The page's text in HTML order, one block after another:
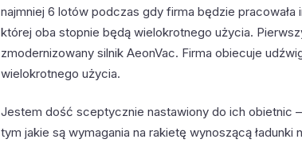
najmniej 6 lotów podczas gdy firma będzie pracowała
której oba stopnie będą wielokrotnego użycia.
zmodernizowany silnik AeonVac. Firma obiecuje
wielokrotnego użycia.
Jestem dość sceptycznie nastawiony do ich obietnic
tym jakie są wymagania na rakietę wynoszącą